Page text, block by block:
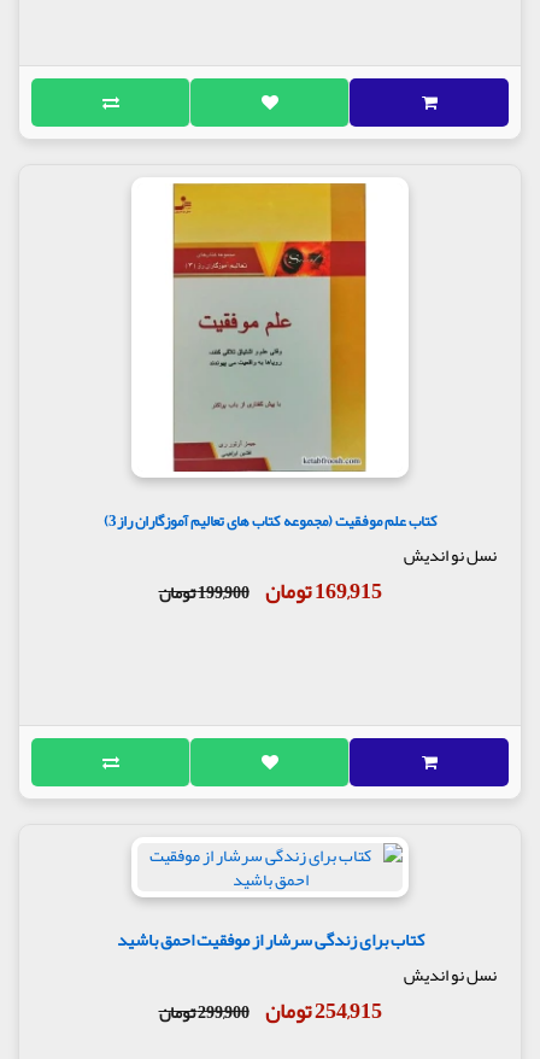
کتاب علم موفقیت (مجموعه کتاب های تعالیم آموزگاران راز3)
نسل نو اندیش
169,915 تومان 199,900 تومان
کتاب برای زندگی سرشار از موفقیت احمق باشید
نسل نو اندیش
254,915 تومان 299,900 تومان